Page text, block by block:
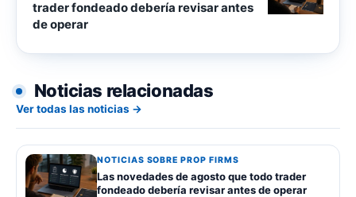
trader fondeado debería revisar antes
de operar
Noticias relacionadas
Ver todas las noticias →
NOTICIAS SOBRE PROP FIRMS
Las novedades de agosto que todo trader
fondeado debería revisar antes de operar